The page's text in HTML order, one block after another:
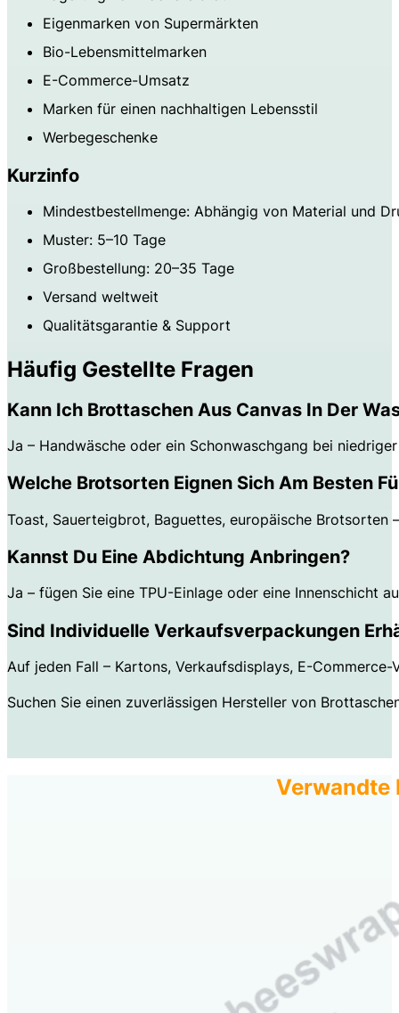
Eigenmarken von Supermärkten
Bio-Lebensmittelmarken
E-Commerce-Umsatz
Marken für einen nachhaltigen Lebensstil
Werbegeschenke
Kurzinfo
Mindestbestellmenge: Abhängig von Material und
Muster: 5–10 Tage
Großbestellung: 20–35 Tage
Versand weltweit
Qualitätsgarantie & Support
Häufig Gestellte Fragen
Kann Ich Brottaschen Aus Canvas In Der
Ja – Handwäsche oder ein Schonwaschgang bei
Welche Brotsorten Eignen Sich Am Besten
Toast, Sauerteigbrot, Baguettes, europäische
Kannst Du Eine Abdichtung Anbringen?
Ja – fügen Sie eine TPU-Einlage oder eine Innenschicht
Sind Individuelle Verkaufsverpackungen
Auf jeden Fall – Kartons, Verkaufsdisplays, E-
Suchen Sie einen zuverlässigen Hersteller von
Verwandte